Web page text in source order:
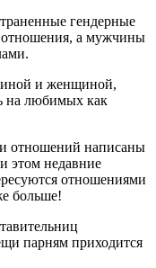
гендерные
отношения, а мужчины
отношений написаны
этом недавние
отношениями
больше!
парням приходится